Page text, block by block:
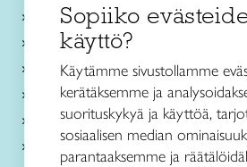
Käsityökurssit ja koulutus
Ajankohtaista
Käsityöohjeet
Me olemme Taito
Paikallinen toiminta
Verkkokaupat
Sopiiko
käyttö?
Käytämme sivustollamme
kerätäksemme ja
suorituskykyä ja käyttöä,
sosiaalisen median
parantaaksemme ja